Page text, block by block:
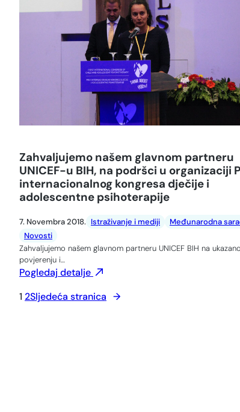
Zahvaljujemo našem glavnom partneru
UNICEF-u BIH, na podršci u organizaciji
internacionalnog kongresa dječije i
adolescentne psihoterapije
7. Novembra 2018. Istraživanje i mediji
Međunarodna
Novosti
Zahvaljujemo našem glavnom partneru UNICEF BIH na
povjerenju i…
Pogledaj detalje
1 2Sljedeća stranica →